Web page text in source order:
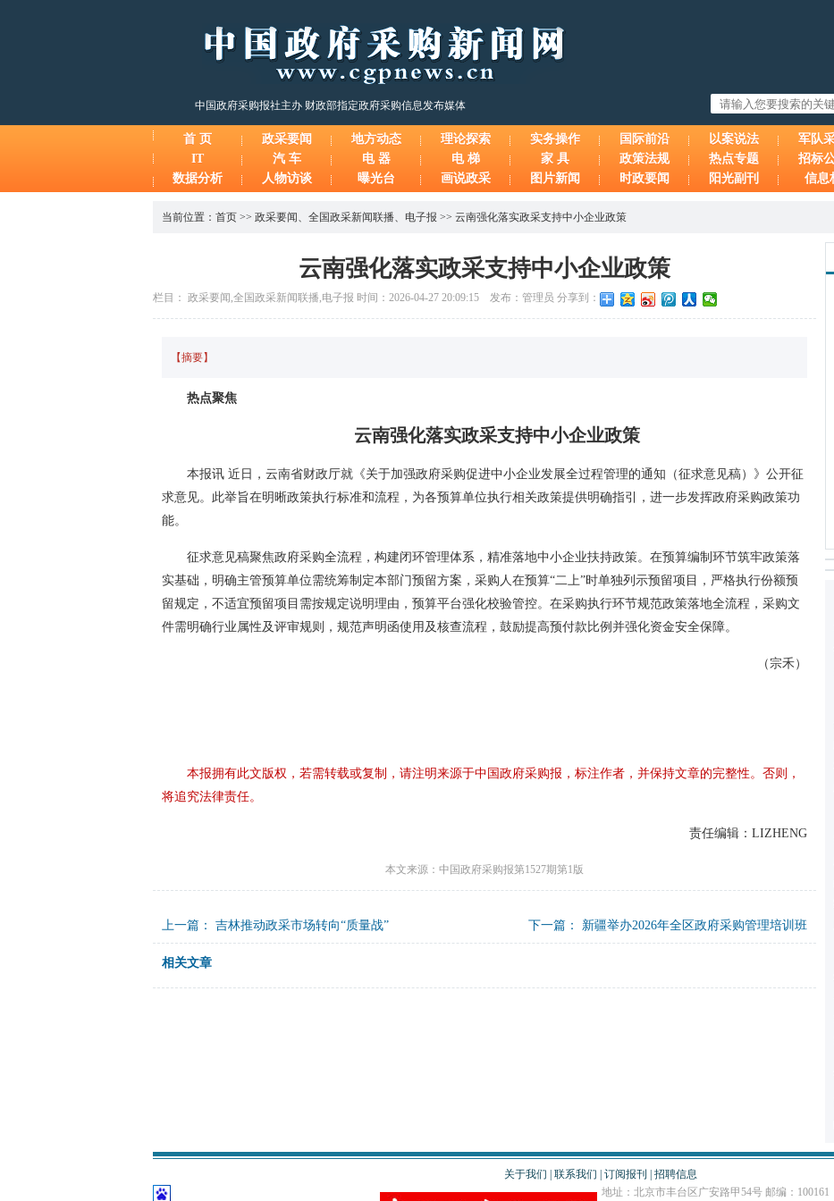
中国政府采购报社主办 财政部指定政府采购信息发布媒体
首 页 政采要闻 地方动态 理论探索 实务操作 国际前沿 以案说法 军队
IT
汽 车 电 器 电 梯 家 具 政策法规 热点专题 招标
数据分析
人物访谈 曝光台 画说政采 图片新闻 时政要闻 阳光副刊 信息
当前位置： 首页 >> 政采要闻 、 全国政采新闻联播、 电子报 >> 云南强化落实政采支持中小企业政策
云南强化落实政采支持中小企业政策
栏目： 政采要闻,全国政采新闻联播,电子报 时间：2026-04-27 20:09:15 发布：管理员 分享到：
【摘要】
热点聚焦
云南强化落实政采支持中小企业政策
本报讯 近日，云南省财政厅就《关于加强政府采购促进中小企业发展全过程管理的通知（征求意见稿）》公开征
求意见。此举旨在明晰政策执行标准和流程，为各预算单位执行相关政策提供明确指引，进一步发挥政府采购政策功
能。
征求意见稿聚焦政府采购全流程，构建闭环管理体系，精准落地中小企业扶持政策。在预算编制环节筑牢政策落
实基础，明确主管预算单位需统筹制定本部门预留方案，采购人在预算“二上”时单独列示预留项目，严格执行份额预
留规定，不适宜预留项目需按规定说明理由，预算平台强化校验管控。在采购执行环节规范政策落地全流程，采购文
件需明确行业属性及评审规则，规范声明函使用及核查流程，鼓励提高预付款比例并强化资金安全保障。
（宗禾）
本报拥有此文版权，若需转载或复制，请注明来源于中国政府采购报，标注作者，并保持文章的完整性。否则，
将追究法律责任。
责任编辑：LIZHENG
本文来源：中国政府采购报第1527期第1版
下一篇： 新疆举办2026年全区政府采购管理培训班
上一篇： 吉林推动政采市场转向“质量战”
相关文章
关于我们 联系我们 订阅报刊
招聘信息
地址：北京市丰台区广安路甲54号 邮编：100161